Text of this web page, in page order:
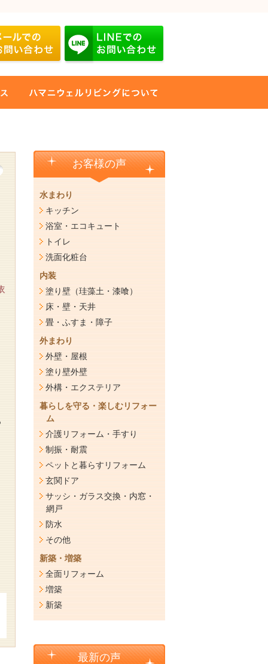
お客様の声
水まわり
キッチン
浴室・エコキュート
トイレ
洗面化粧台
内装
塗り壁（珪藻土・漆喰）
床・壁・天井
畳・ふすま・障子
外まわり
外壁・屋根
塗り壁外壁
外構・エクステリア
暮らしを守る・楽しむリフォー
ム
介護リフォーム・手すり
制振・耐震
ペットと暮らすリフォーム
玄関ドア
サッシ・ガラス交換・内窓・
網戸
防水
その他
新築・増築
全面リフォーム
増築
新築
最新の声